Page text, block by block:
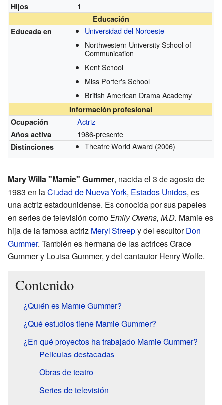
Hijos 1
Educación
Educada en
Universidad del Noroeste
Northwestern University School of
Communication
Kent School
Miss Porter's School
British American Drama Academy
Información profesional
Ocupación
Actriz
Años activa 1986-presente
Distinciones Theatre World Award (2006)
Mary Willa "Mamie" Gummer, nacida el 3 de agosto de
1983 en laCiudad de Nueva York, Estados Unidos, es
una actriz estadounidense. Es conocida por sus papeles
en series de televisión comoEmily Owens, M.D. Mamie es
hija de la famosa actriz Meryl Streepy del escultorDon
Gummer. También es hermana de las actrices Grace
Gummer y Louisa Gummer, y del cantautor Henry Wolfe.
Contenido
¿Quién es Mamie Gummer?
¿Qué estudios tiene Mamie Gummer?
¿En qué proyectos ha trabajado Mamie Gummer?
Películas destacadas
Obras de teatro
Series de televisión